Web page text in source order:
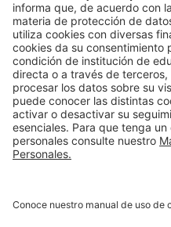
Filantropía y donacionesarrow_outward
Mapa del sitio arrow_outward
Síguenos
LinkedIn
Instagram
Facebook
TikTok